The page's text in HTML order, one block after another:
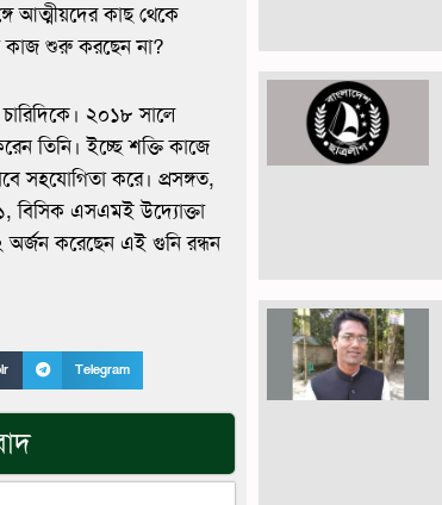
আত্মীয়দের কাছ থেকে
কাজ শুরু করছেন না?
২০১৮ সালে
তিনি। ইচ্ছে শক্তি কাজে
সহযোগিতা করে। প্রসঙ্গত,
বিসিক এসএমই উদ্যোক্তা
অর্জন করেছেন এই গুনি রন্ধন
Telegram